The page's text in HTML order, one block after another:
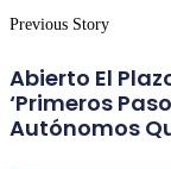
Previous Story
Abierto El
‘Primeros
Autónomos